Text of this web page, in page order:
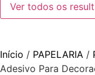
Ver todos os
Início / PAPELARIA /
Adesivo Para